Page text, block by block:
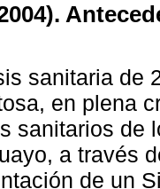
sanitaria de
en plena
sanitarios de
a través
de un